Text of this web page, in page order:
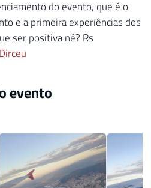
do evento, que é o
e a primeira experiências dos
ser positiva né? Rs
evento